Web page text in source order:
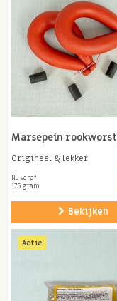
Marsepein
Origineel & lekker
Nu vanaf
175 gram
Bekijken
Actie